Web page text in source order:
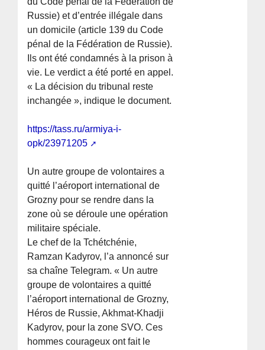
Russie) et d’entrée illégale dans
un domicile (article 139 du Code
pénal de la Fédération de Russie).
Ils ont été condamnés à la prison à
vie. Le verdict a été porté en appel.
« La décision du tribunal reste
inchangée », indique le document.
https://tass.ru/armiya-i-
opk/23971205
Un autre groupe de volontaires a
quitté l’aéroport international de
Grozny pour se rendre dans la
zone où se déroule une opération
militaire spéciale.
Le chef de la Tchétchénie,
Ramzan Kadyrov, l’a annoncé sur
sa chaîne Telegram. « Un autre
groupe de volontaires a quitté
l’aéroport international de Grozny,
Héros de Russie, Akhmat-Khadji
Kadyrov, pour la zone SVO. Ces
hommes courageux ont fait le